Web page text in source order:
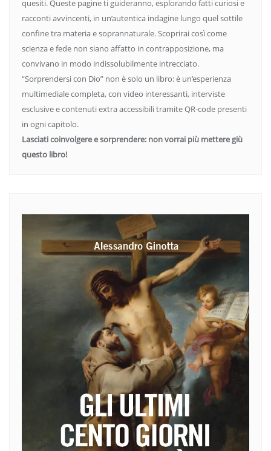
quesiti. Queste pagine ti guideranno, esplorando fatti curiosi e
racconti avvincenti, in un’autentica indagine lungo quel sottile
confine tra materia e soprannaturale. Scoprirai così come
scienza e fede non siano affatto in contrapposizione, ma
convivano in modo indissolubilmente intrecciato.
“Sorprendersi con Dio” non è solo un libro: è un’esperienza
multimediale completa, con video interessanti, interviste
esclusive e contenuti extra accessibili tramite QR-code presenti
in ogni capitolo.
Lasciati coinvolgere e sorprendere: non vorrai più mettere giù
questo libro!